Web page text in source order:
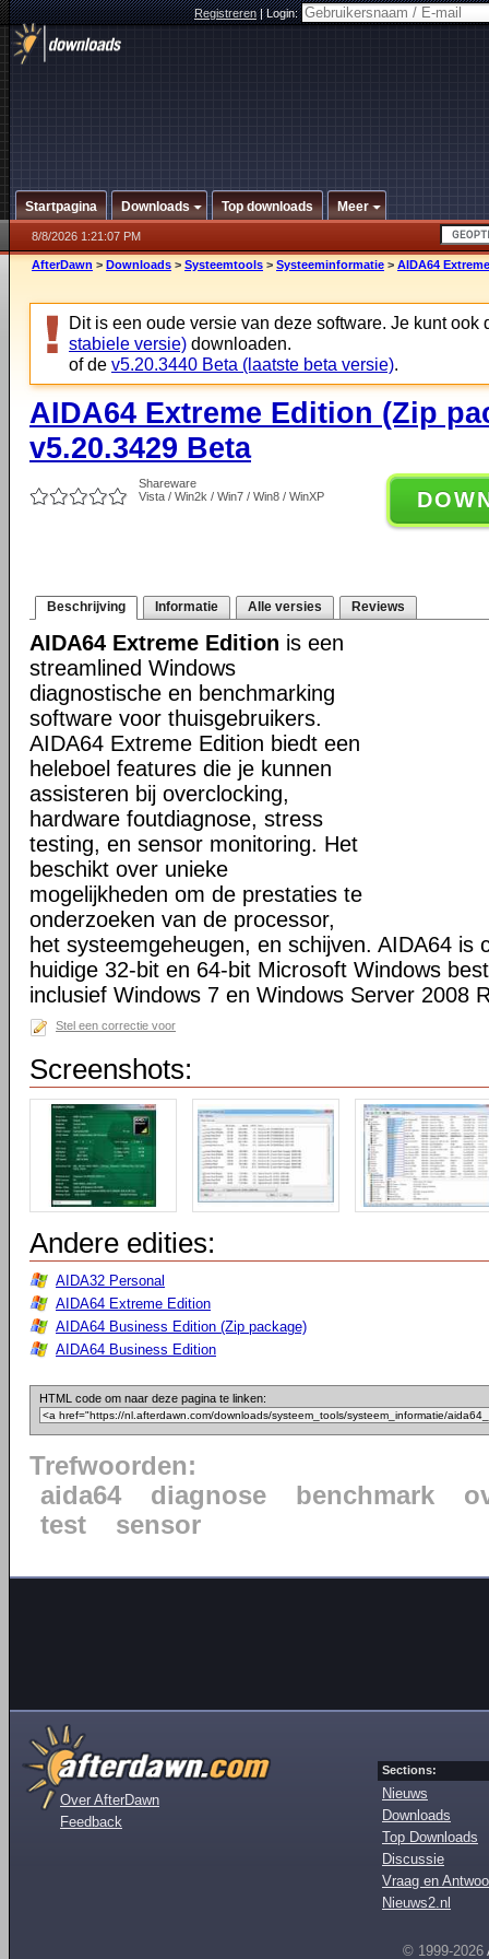
Registreren|Login:
Startpagina Downloads Top downloads Meer
8/8/2026 1:21:07 PM
AfterDawn > Downloads > Systeemtools > Systeeminformatie > AIDA64
Dit is een oude versie van deze software. Je kunt ook
stabiele versie) downloaden.
of de v5.20.3440 Beta (laatste beta versie).
AIDA64 Extreme Edition (Zip
v5.20.3429 Beta
Shareware
Vista / Win2k / Win7 / Win8 / WinXP
Beschrijving Informatie Alle versies Reviews
AIDA64 Extreme Edition is een
streamlined Windows
diagnostische en benchmarking
software voor thuisgebruikers.
AIDA64 Extreme Edition biedt een
heleboel features die je kunnen
assisteren bij overclocking,
hardware foutdiagnose, stress
testing, en sensor monitoring. Het
beschikt over unieke
mogelijkheden om de prestaties te
onderzoeken van de processor,
het systeemgeheugen, en schijven. AIDA64 is
huidige 32-bit en 64-bit Microsoft Windows
inclusief Windows 7 en Windows Server 2008
Stel een correctie voor
Screenshots:
Andere edities:
AIDA32 Personal
AIDA64 Extreme Edition
AIDA64 Business Edition (Zip package)
AIDA64 Business Edition
HTML code om naar deze pagina te linken:
Trefwoorden:
aida64
diagnose benchmark
test
sensor
Over AfterDawn
Feedback
Sections:
Nieuws
Downloads
Top Downloads
Discussie
Vraag en
Nieuws2.nl
© 1999-2026